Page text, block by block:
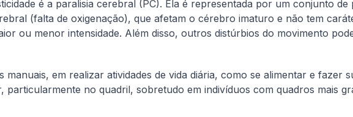
é a paralisia cerebral (PC). Ela é ​representada por um conjunto
(falta de oxigenação), que afetam o cérebro imaturo e não tem
ou menor intensidade. Além disso, outros distúrbios do movimento
em realizar atividades de vida diária, como se alimentar e fazer
no quadril, sobretudo em indivíduos com quadros mais